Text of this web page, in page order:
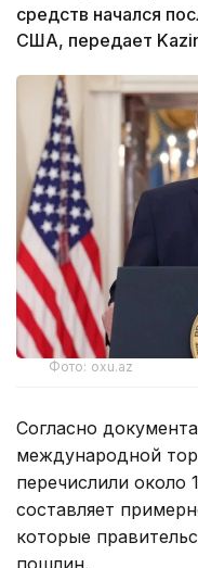
средств начался
США, передает
Фото: oxu.az
Согласно
международной
перечислили около
составляет
которые
пошлин.